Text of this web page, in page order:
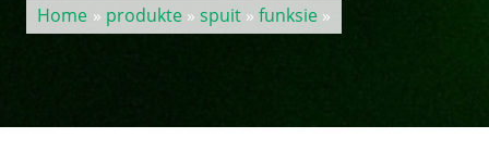
Home » produkte» spuit» funksie»